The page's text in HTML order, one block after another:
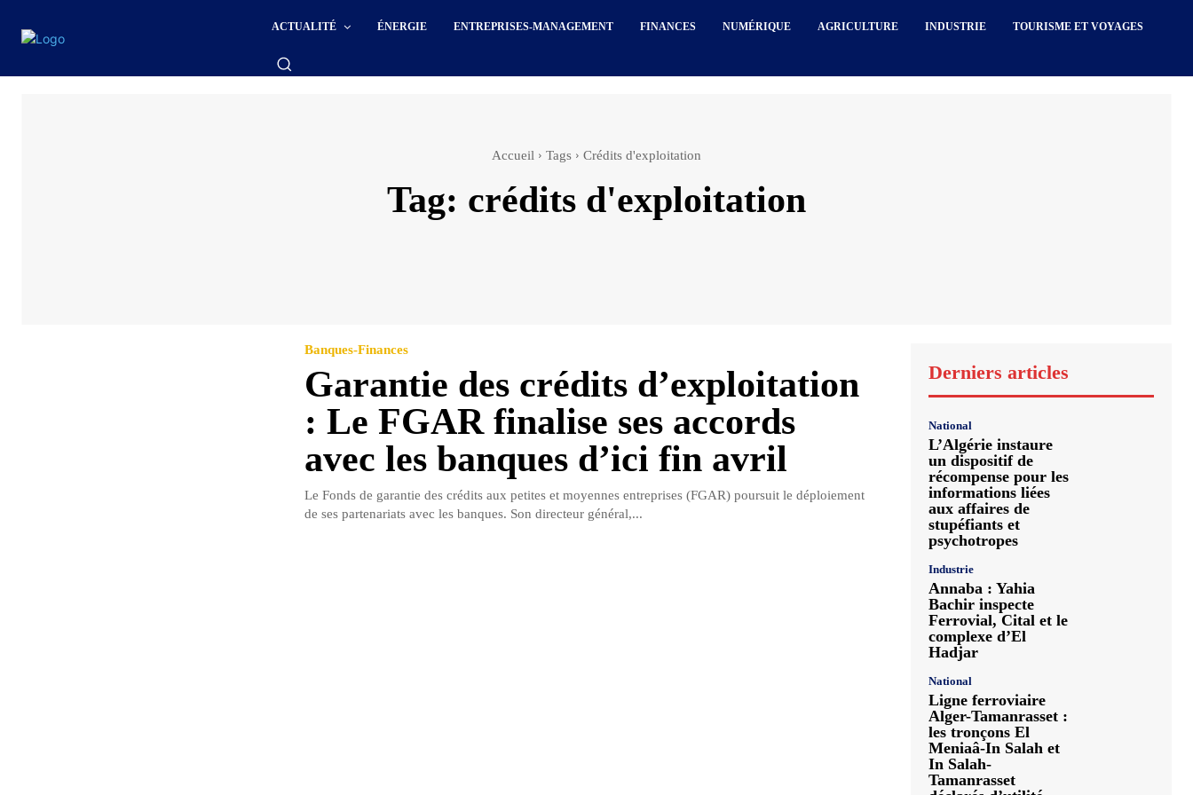
ACTUALITÉ ÉNERGIE ENTREPRISES-MANAGEMENT FINANCES NUMÉRIQUE AGRICULTURE INDUSTRIE TOURISME ET VOYAGES
Accueil Tags Crédits d'exploitation
Tag: crédits d'exploitation
Banques-Finances
Garantie des crédits d’exploitation
: Le FGAR finalise ses accords
avec les banques d’ici fin avril
Le Fonds de garantie des crédits aux petites et moyennes entreprises (FGAR) poursuit le déploiement
de ses partenariats avec les banques. Son directeur général,...
Derniers articles
National
L’Algérie instaure
un dispositif de
récompense pour les
informations liées
aux affaires de
stupéfiants et
psychotropes
Industrie
Annaba : Yahia
Bachir inspecte
Ferrovial, Cital et le
complexe d’El
Hadjar
National
Ligne ferroviaire
Alger-Tamanrasset :
les tronçons El
Meniaâ-In Salah et
In Salah-
Tamanrasset